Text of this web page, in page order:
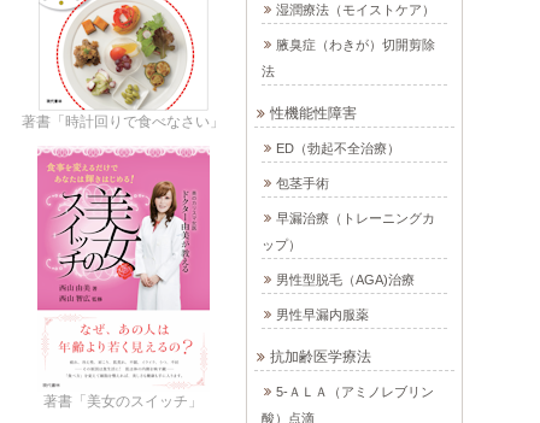
湿潤療法（モイストケア）
腋臭症（わきが）切開剪除
法
性機能性障害
ED（勃起不全治療）
包茎手術
早漏治療（トレーニングカ
ップ）
男性型脱毛（AGA)治療
男性早漏内服薬
抗加齢医学療法
5-ＡＬＡ（アミノレブリン
酸）点滴
著書「時計回りで食べなさい」
著書「美女のスイッチ」